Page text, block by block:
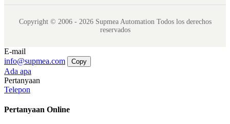
Copyright © 2006 - 2026 Supmea Automation Todos los derechos
reservados
E-mail
info@supmea.com
Copy
Ada apa
Pertanyaan
Telepon
Pertanyaan Online